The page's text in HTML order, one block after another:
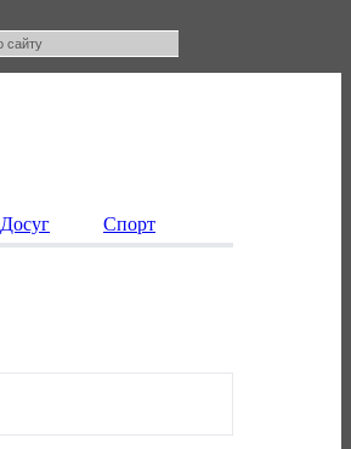
Досуг Спорт